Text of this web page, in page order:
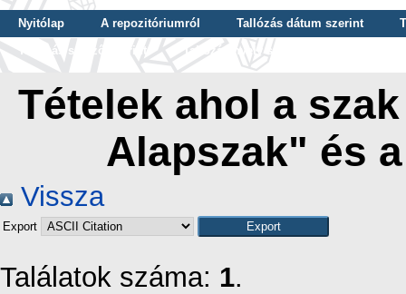
Nyitólap A repozitóriumról Tallózás dátum szerint
Tallózás szerző szerint
Tallózás nyelv szerint
Tételek ahol a
Alapszak" és
Vissza
Export
Találatok száma: 1.